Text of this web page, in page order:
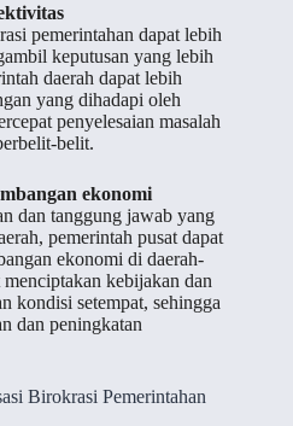
pemerintahan dapat lebih
keputusan yang lebih
daerah dapat lebih
yang dihadapi oleh
penyelesaian masalah
belit.
ekonomi
dan tanggung jawab yang
pemerintah pusat dapat
ekonomi di daerah-
menciptakan kebijakan dan
kondisi setempat, sehingga
dan peningkatan
Birokrasi Pemerintahan